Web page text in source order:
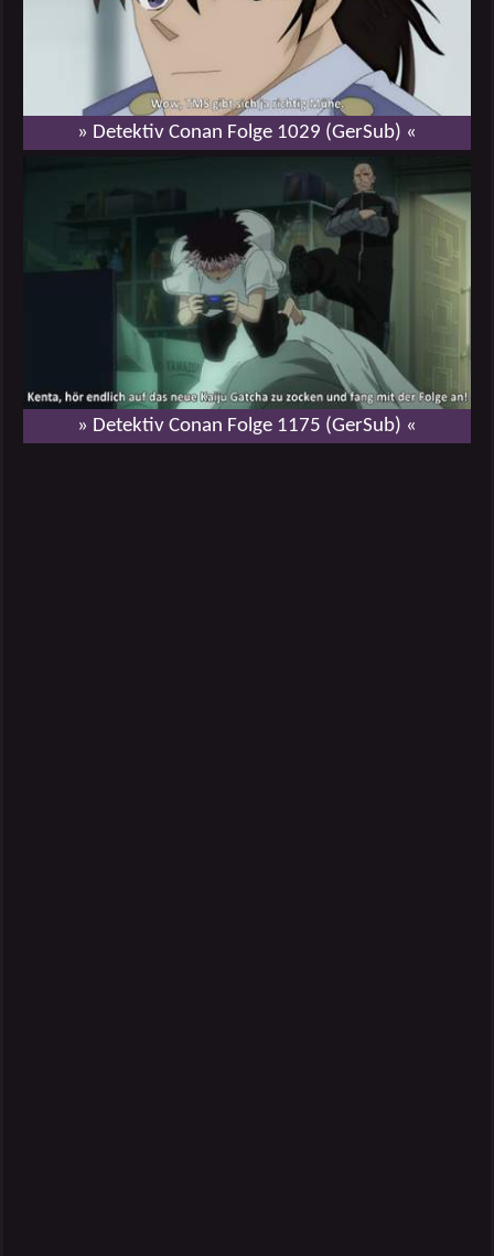
» Detektiv Conan Folge 1029 (GerSub) «
» Detektiv Conan Folge 1175 (GerSub) «